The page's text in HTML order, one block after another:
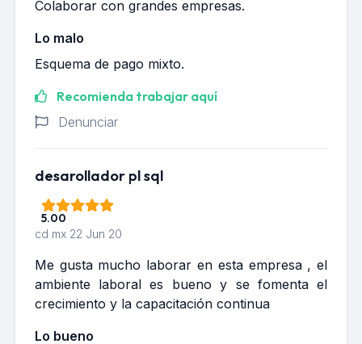
Colaborar con grandes empresas.
Lo malo
Esquema de pago mixto.
Recomienda trabajar aquí
Denunciar
desarollador pl sql
5.00
cd mx 22 Jun 20
Me gusta mucho laborar en esta empresa , el
ambiente laboral es bueno y se fomenta el
crecimiento y la capacitación continua
Lo bueno